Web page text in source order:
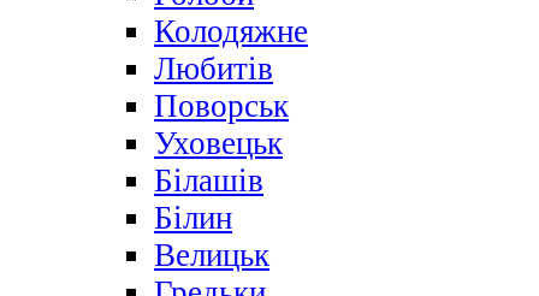
Колодяжне
Любитів
Поворськ
Уховецьк
Білашів
Білин
Велицьк